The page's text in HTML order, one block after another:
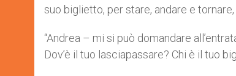
suo biglietto, per stare, andare e
“Andrea – mi si può domandare
Dov’è il tuo lasciapassare? Chi è il tuo